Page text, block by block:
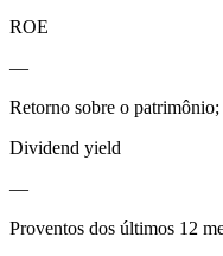
ROE
—
Retorno sobre o
Dividend yield
—
Proventos dos últimos 12